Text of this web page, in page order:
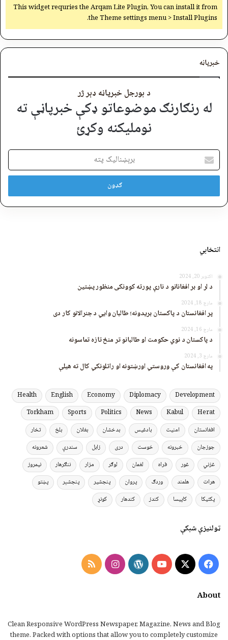
This widget requries the Arqam Lite Plugin, You can install it from
the Theme settings menu > Install Plugins.
خبرپاڼه
د بورجل خبرپاڼه ډېر ژر
له رنګارنګ موضوعاتو ډکې خبرپاڼې ته
نوملیکنه وکړئ
برېښنالیک
پته
انتخابي
اکتوبر 20, 2024
د لر او بر افغانانو د نارې پورته کوونکی منظور پښتین
مارچ 18, 2024
پر افغانستان د پاکستان بریدونه؛ طالبان وايي د جنرالانو کار دی
مارچ 16, 2024
د پاکستان د نوي حکومت او طالبانو تر منځ تازه تماسونه
مارچ 3, 2024
په افغانستان کې وروستي اورښتونه او راتلونکي کال ته هیلې
Development
Diplomacy
Economy
English
Health
Herat
Kabul
News
Politics
Sports
Torkham
افغانستان
امنیت بادغیس بدخشان بغلان بلخ
تخار
جوزجان
خبرونه خوست دری زابل سندرې
شعرونه
غزني
غور فراه لغمان لوګر مزار ننګرهار
نیمروز
هرات
هلمند وردګ پروان پنجشیر پنجشېر
پښتو
پکتیکا
کاپیسا کندز کندهار کونړ
ټولنیزې شبکې
Facebook
X
YouTube
WordPress
Instagram
RSS
About
Clean Responsive WordPress Newspaper, Magazine, News and Blog
theme. Packed with options that allow you to completely customize